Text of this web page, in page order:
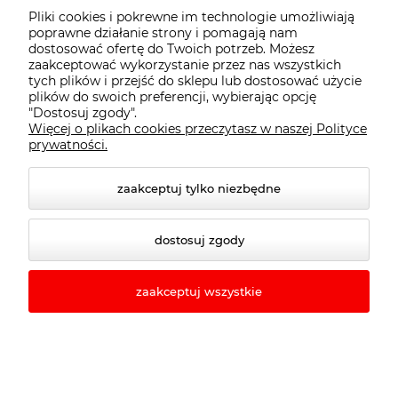
Ocena: 0 ocen
Dostępność:
tymczasowo niedostępny
139,00 zł
zawiera 23% VAT, bez kosztów dostawy
( 1 x 100ml = 92,71 zł )
powiadom o dostępności
Pliki cookies i pokrewne im technologie umożliwiają
poprawne działanie strony i pomagają nam
dostosować ofertę do Twoich potrzeb. Możesz
zaakceptować wykorzystanie przez nas wszystkich
tych plików i przejść do sklepu lub dostosować użycie
plików do swoich preferencji, wybierając opcję
"Dostosuj zgody".
Więcej o plikach cookies przeczytasz w naszej Polityce
prywatności.
zaakceptuj tylko niezbędne
dostosuj zgody
zaakceptuj wszystkie